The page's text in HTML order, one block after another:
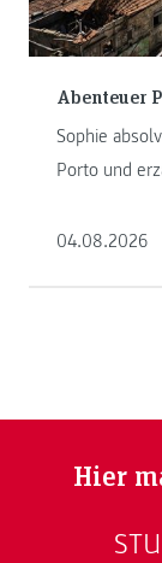
Abenteuer
Sophie
Porto und
04.08.2026
Hier